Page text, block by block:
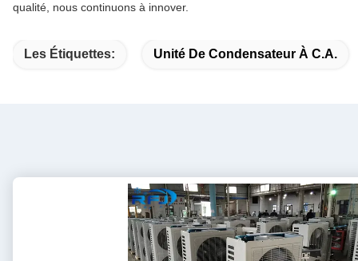
qualité, nous continuons à innover.
Les Étiquettes: Unité De Condensateur À C.A.